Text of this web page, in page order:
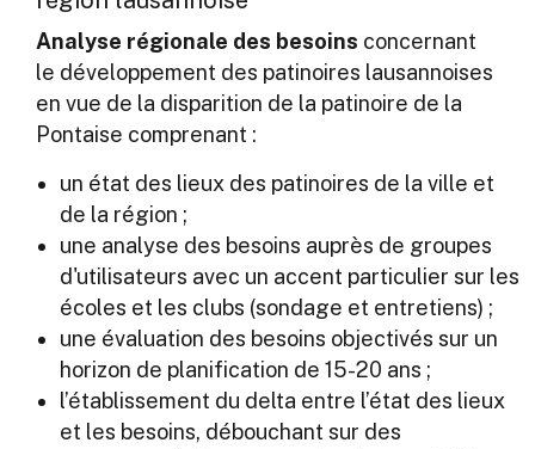
Analyse régionale des besoins concernant
le développement des patinoires lausannoises
en vue de la disparition de la patinoire de la
Pontaise comprenant :
un état des lieux des patinoires de la ville et
de la région ;
une analyse des besoins auprès de groupes
d'utilisateurs avec un accent particulier sur les
écoles et les clubs (sondage et entretiens) ;
une évaluation des besoins objectivés sur un
horizon de planification de 15-20 ans ;
l’établissement du delta entre l’état des lieux
et les besoins, débouchant sur des